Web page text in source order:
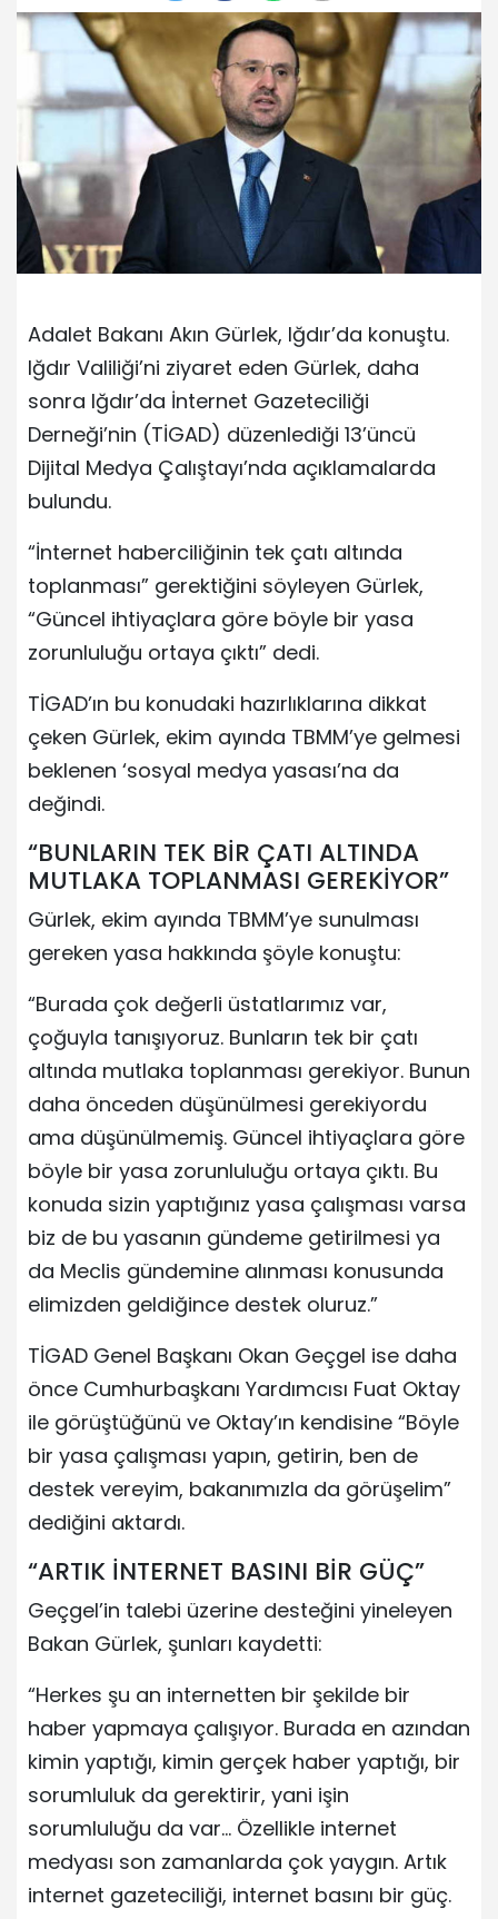
Adalet Bakanı Akın Gürlek, Iğdır’da konuştu.
Iğdır Valiliği’ni ziyaret eden Gürlek, daha
sonra Iğdır’da İnternet Gazeteciliği
Derneği’nin (TİGAD) düzenlediği 13’üncü
Dijital Medya Çalıştayı’nda açıklamalarda
bulundu.
“İnternet haberciliğinin tek çatı altında
toplanması” gerektiğini söyleyen Gürlek,
“Güncel ihtiyaçlara göre böyle bir yasa
zorunluluğu ortaya çıktı” dedi.
TİGAD’ın bu konudaki hazırlıklarına dikkat
çeken Gürlek, ekim ayında TBMM’ye gelmesi
beklenen ‘sosyal medya yasası’na da
değindi.
“BUNLARIN TEK BİR ÇATI ALTINDA
MUTLAKA TOPLANMASI GEREKİYOR”
Gürlek, ekim ayında TBMM’ye sunulması
gereken yasa hakkında şöyle konuştu:
“Burada çok değerli üstatlarımız var,
çoğuyla tanışıyoruz. Bunların tek bir çatı
altında mutlaka toplanması gerekiyor. Bunun
daha önceden düşünülmesi gerekiyordu
ama düşünülmemiş. Güncel ihtiyaçlara göre
böyle bir yasa zorunluluğu ortaya çıktı. Bu
konuda sizin yaptığınız yasa çalışması varsa
biz de bu yasanın gündeme getirilmesi ya
da Meclis gündemine alınması konusunda
elimizden geldiğince destek oluruz.”
TİGAD Genel Başkanı Okan Geçgel ise daha
önce Cumhurbaşkanı Yardımcısı Fuat Oktay
ile görüştüğünü ve Oktay’ın kendisine “Böyle
bir yasa çalışması yapın, getirin, ben de
destek vereyim, bakanımızla da görüşelim”
dediğini aktardı.
“ARTIK İNTERNET BASINI BİR GÜÇ”
Geçgel’in talebi üzerine desteğini yineleyen
Bakan Gürlek, şunları kaydetti:
“Herkes şu an internetten bir şekilde bir
haber yapmaya çalışıyor. Burada en azından
kimin yaptığı, kimin gerçek haber yaptığı, bir
sorumluluk da gerektirir, yani işin
sorumluluğu da var… Özellikle internet
medyası son zamanlarda çok yaygın. Artık
internet gazeteciliği, internet basını bir güç.